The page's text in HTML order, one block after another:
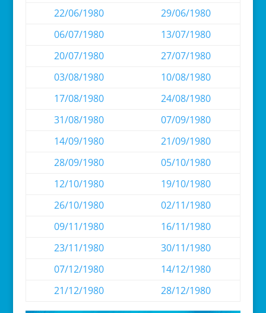
22/06/1980
29/06/1980
06/07/1980
13/07/1980
20/07/1980
27/07/1980
03/08/1980
10/08/1980
17/08/1980
24/08/1980
31/08/1980
07/09/1980
14/09/1980
21/09/1980
28/09/1980
05/10/1980
12/10/1980
19/10/1980
26/10/1980
02/11/1980
09/11/1980
16/11/1980
23/11/1980
30/11/1980
07/12/1980
14/12/1980
21/12/1980
28/12/1980